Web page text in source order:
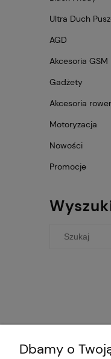
Ultra Duch
AGD
Akcesoria GSM
Gadżety
Akcesoria
Motoryzacja
Nowości
Promocje
Dbamy o